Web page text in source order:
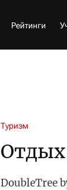
Рейтинги
Туризм
Отдых
DoubleTree